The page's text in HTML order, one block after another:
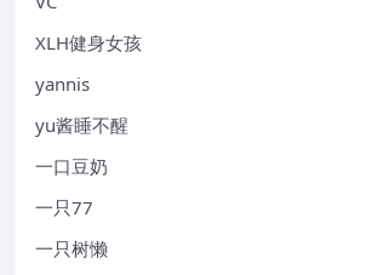
XLH健身女孩
yannis
yu酱睡不醒
一口豆奶
一只77
一只树懒